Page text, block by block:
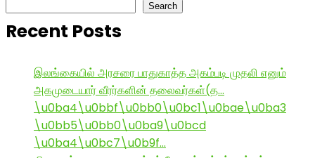
Search
Recent Posts
இலங்கையில் அரசரை பாதுகாத்த அகம்படி முதலி எனும்
அகமுடையார் வீரர்களின் தலைவர்கள்(த…
\u0ba4\u0bbf\u0bb0\u0bc1\u0bae\u0ba3
\u0bb5\u0bb0\u0ba9\u0bcd
\u0ba4\u0bc7\u0b9f…